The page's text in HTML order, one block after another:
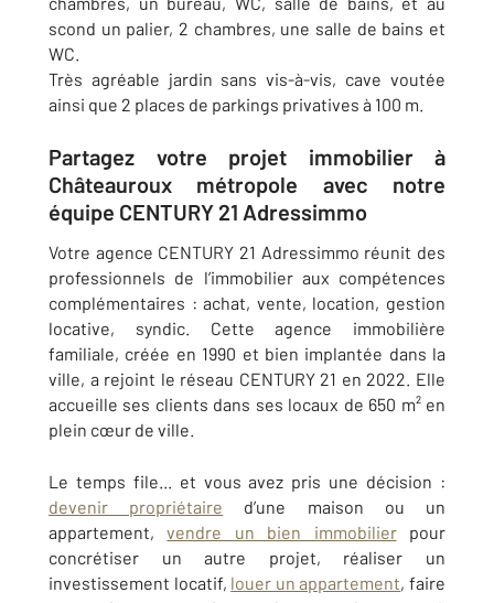
scond un palier, 2 chambres, une salle de bains et
WC.
Très agréable jardin sans vis-à-vis, cave voutée
ainsi que 2 places de parkings privatives à 100 m.
Partagez votre projet immobilier à
Châteauroux métropole avec notre
équipe CENTURY 21 Adressimmo
Votre agence CENTURY 21 Adressimmo réunit des
professionnels de l’immobilier aux compétences
complémentaires : achat, vente, location, gestion
locative, syndic. Cette agence immobilière
familiale, créée en 1990 et bien implantée dans la
ville, a rejoint le réseau CENTURY 21 en 2022. Elle
accueille ses clients dans ses locaux de 650 m² en
plein cœur de ville.
Le temps file... et vous avez pris une décision :
devenir propriétaire d’une maison ou un
appartement,vendre un bien immobilierpour
concrétiser un autre projet, réaliser un
investissement locatif, louer un appartement, faire